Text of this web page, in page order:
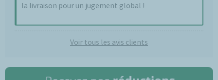
la livraison pour un jugement global !
Voir tous les avis clients